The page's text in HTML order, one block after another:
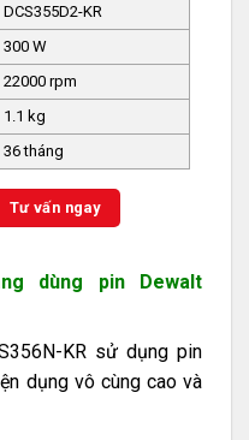
DCS355D2-KR
300 W
22000 rpm
1.1 kg
36 tháng
Tư vấn ngay
dùng pin Dewalt
KR sử dụng pin
dụng vô cùng cao và